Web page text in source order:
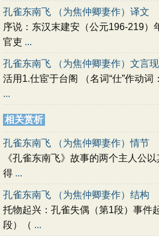
孔雀东南飞 （为焦仲卿妻作）译文
序说：东汉末建安（公元196-219）
官吏 ...
孔雀东南飞 （为焦仲卿妻作）文言
活用1.仕宦于台阁 （名词“仕”作动词
...
相关赏析
孔雀东南飞 （为焦仲卿妻作）情节
《孔雀东南飞》故事的两个主人公
得 ...
孔雀东南飞 （为焦仲卿妻作）结构
托物起兴：孔雀失偶（第1段）事件
段）（ ...